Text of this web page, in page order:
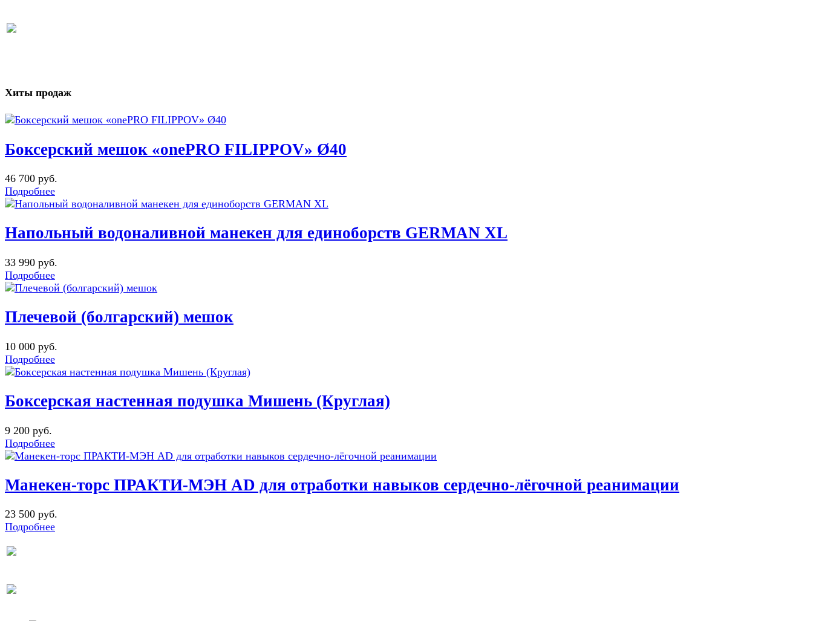
Хиты продаж
Боксерский мешок «onePRO FILIPPOV» Ø40
46 700 руб.
Подробнее
Напольный водоналивной манекен для единоборств GERMAN XL
33 990 руб.
Подробнее
Плечевой (болгарский) мешок
10 000 руб.
Подробнее
Боксерская настенная подушка Мишень (Круглая)
9 200 руб.
Подробнее
Манекен-торс ПРАКТИ-МЭН AD для отработки навыков сердечно-лёгочной реанимации
23 500 руб.
Подробнее